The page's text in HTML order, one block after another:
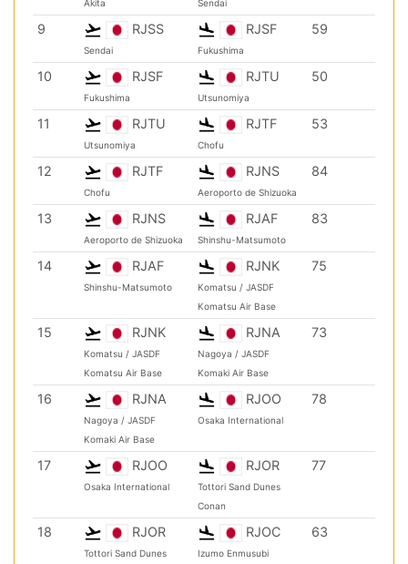
Akita Sendai
9 RJSS
Sendai
RJSF
Fukushima
59
10 RJSF
Fukushima
RJTU
Utsunomiya
50
11 RJTU
Utsunomiya
RJTF
Chofu
53
12 RJTF
Chofu
RJNS
Aeroporto de Shizuoka
84
13 RJNS
Aeroporto de Shizuoka
RJAF
Shinshu-Matsumoto
83
14 RJAF
Shinshu-Matsumoto
RJNK
Komatsu / JASDF
Komatsu Air Base
75
15 RJNK
Komatsu / JASDF
Komatsu Air Base
RJNA
Nagoya / JASDF
Komaki Air Base
73
16 RJNA
Nagoya / JASDF
Komaki Air Base
RJOO
Osaka International
78
17 RJOO
Osaka International
RJOR
Tottori Sand Dunes
Conan
77
18 RJOR
Tottori Sand Dunes
RJOC
Izumo Enmusubi
63